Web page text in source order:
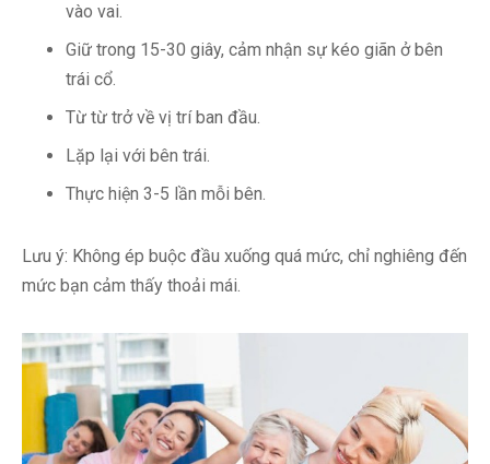
vào vai.
Giữ trong 15-30 giây, cảm nhận sự kéo giãn ở bên
trái cổ.
Từ từ trở về vị trí ban đầu.
Lặp lại với bên trái.
Thực hiện 3-5 lần mỗi bên.
Lưu ý: Không ép buộc đầu xuống quá mức, chỉ nghiêng đến
mức bạn cảm thấy thoải mái.